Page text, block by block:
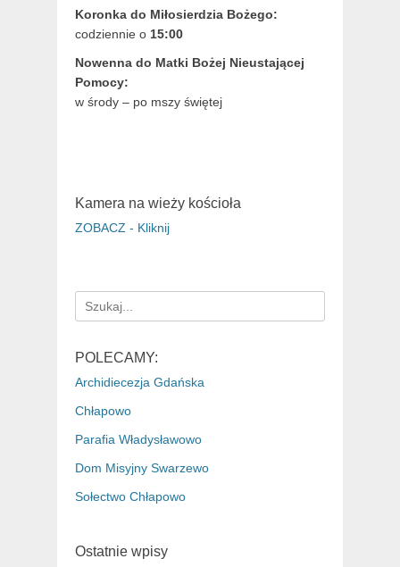
Koronka do Miłosierdzia Bożego:
codziennie o 15:00
Nowenna do Matki Bożej Nieustającej
Pomocy:
w środy – po mszy świętej
Kamera na wieży kościoła
ZOBACZ - Kliknij
Search
for:
POLECAMY:
Archidiecezja Gdańska
Chłapowo
Parafia Władysławowo
Dom Misyjny Swarzewo
Sołectwo Chłapowo
Ostatnie wpisy